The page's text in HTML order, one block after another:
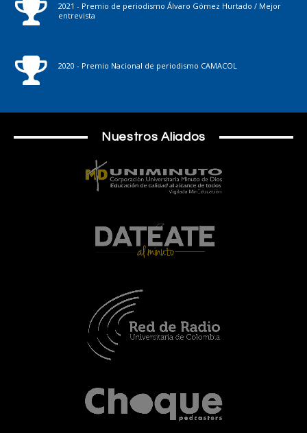
2021 - Premio de periodismo Álvaro Gómez Hurtado / Mejor
entrevista
2020 - Premio Nacional de periodismo CAMACOL
Nuestros Aliados